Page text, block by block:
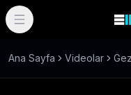
Ana Sayfa Videolar